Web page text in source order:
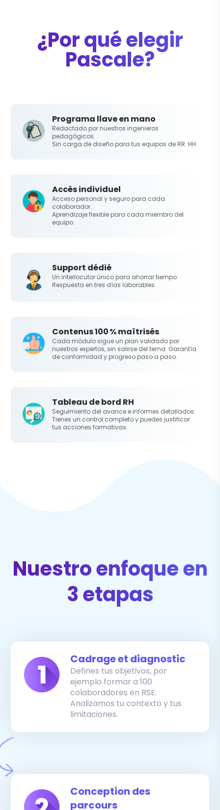
¿Por qué elegir
Pascale?
Programa llave en mano
Redactado por nuestros ingenieros
pedagógicos.
Sin carga de diseño para tus equipos de RR. HH.
Accès individuel
Acceso personal y seguro para cada
colaborador.
Aprendizaje flexible para cada miembro del
equipo.
Support dédié
Un interlocutor único para ahorrar tiempo.
Respuesta en tres días laborables.
Contenus 100 % maîtrisés
Cada módulo sigue un plan validado por
nuestros expertos, sin salirse del tema. Garantía
de conformidad y progreso paso a paso.
Tableau de bord RH
Seguimiento del avance e informes detallados.
Tienes un control completo y puedes justificar
tus acciones formativas.
Nuestro enfoque en
3 etapas
Cadrage et diagnostic
Defines tus objetivos, por
ejemplo formar a 100
colaboradores en RSE.
Analizamos tu contexto y tus
limitaciones.
Conception des
parcours